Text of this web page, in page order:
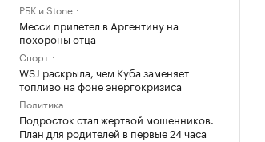
РБК и Stone
Месси прилетел в Аргентину на
похороны отца
Спорт
WSJ раскрыла, чем Куба заменяет
топливо на фоне энергокризиса
Политика
Подросток стал жертвой мошенников.
План для родителей в первые 24 часа